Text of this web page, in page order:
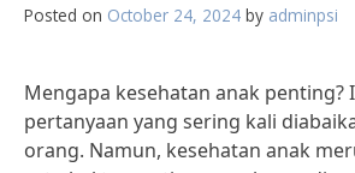
Posted on October 24, 2024 by adminpsi
Mengapa kesehatan anak penting?
pertanyaan yang sering kali
orang. Namun, kesehatan anak